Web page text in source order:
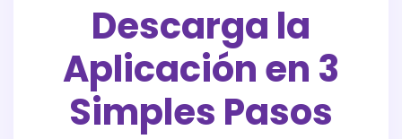
Descarga la
Aplicación en 3
Simples Pasos